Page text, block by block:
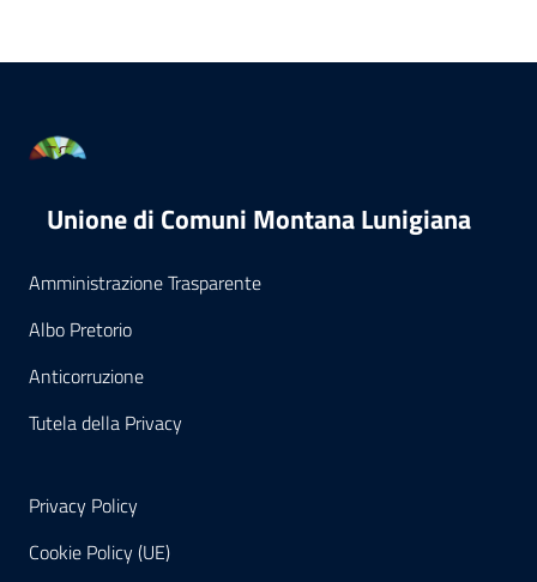
Unione di Comuni Montana Lunigiana
Amministrazione Trasparente
Albo Pretorio
Anticorruzione
Tutela della Privacy
Privacy Policy
Cookie Policy (UE)